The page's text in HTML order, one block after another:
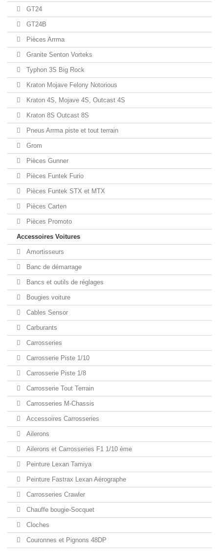
GT24
GT24B
Pièces Arrma
Granite Senton Vorteks
Typhon 3S Big Rock
Kraton Mojave Felony Notorious
Kraton 4S, Mojave 4S, Outcast 4S
Kraton 8S Outcast 8S
Pneus Arrma piste et tout terrain
Grom
Pièces Gunner
Pièces Funtek Furio
Pièces Funtek STX et MTX
Pièces Carten
Pièces Promoto
Accessoires Voitures
Amortisseurs
Banc de démarrage
Bancs et outils de réglages
Bougies voiture
Cables Sensor
Carburants
Carrosseries
Carrosserie Piste 1/10
Carrosserie Piste 1/8
Carrosserie Tout Terrain
Carrosseries M-Chassis
Accessoires Carrosseries
Ailerons
Ailerons et Carrosseries F1 1/10 ème
Peinture Lexan Tamiya
Peinture Fastrax Lexan Aérographe
Carrosseries Crawler
Chauffe bougie-Socquet
Cloches
Couronnes et Pignons 48DP